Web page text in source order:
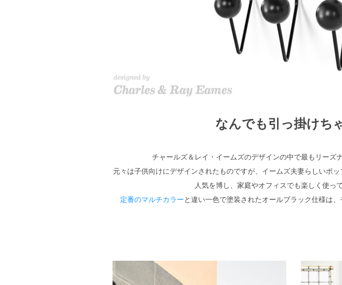
なんでも引っ掛けち
チャールズ＆レイ・イームズのデザインの中で最もリーズ
元々は子供向けにデザインされたものですが、イームズ夫妻らしいポ
人気を博し、家庭やオフィスでも楽しく使っ
定番のマルチカラーと違い一色で塗装されたオールブラック仕様は